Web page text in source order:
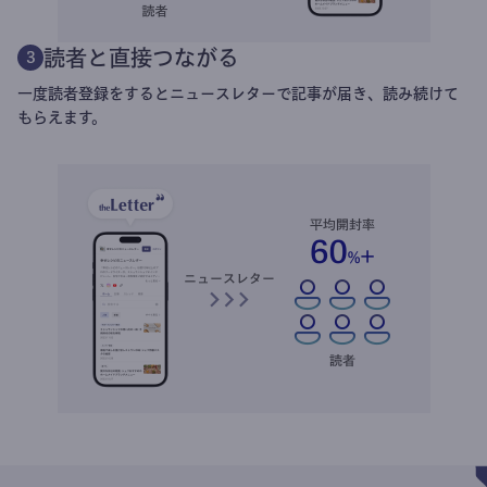
3 読者と直接つながる
一度読者登録をするとニュースレターで記事が届き、読み続けて
もらえます。